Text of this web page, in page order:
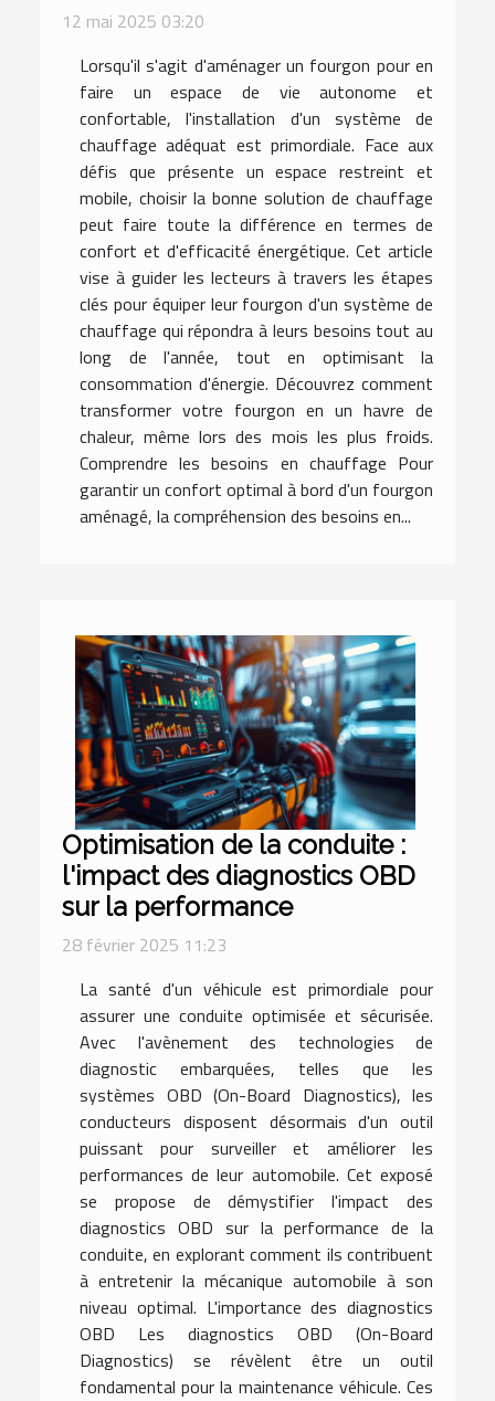
12 mai 2025 03:20
Lorsqu'il s'agit d'aménager un fourgon pour en
faire un espace de vie autonome et
confortable, l'installation d'un système de
chauffage adéquat est primordiale. Face aux
défis que présente un espace restreint et
mobile, choisir la bonne solution de chauffage
peut faire toute la différence en termes de
confort et d'efficacité énergétique. Cet article
vise à guider les lecteurs à travers les étapes
clés pour équiper leur fourgon d'un système de
chauffage qui répondra à leurs besoins tout au
long de l'année, tout en optimisant la
consommation d'énergie. Découvrez comment
transformer votre fourgon en un havre de
chaleur, même lors des mois les plus froids.
Comprendre les besoins en chauffage Pour
garantir un confort optimal à bord d'un fourgon
aménagé, la compréhension des besoins en...
Optimisation de la conduite :
l'impact des diagnostics OBD
sur la performance
28 février 2025 11:23
La santé d'un véhicule est primordiale pour
assurer une conduite optimisée et sécurisée.
Avec l'avènement des technologies de
diagnostic embarquées, telles que les
systèmes OBD (On-Board Diagnostics), les
conducteurs disposent désormais d'un outil
puissant pour surveiller et améliorer les
performances de leur automobile. Cet exposé
se propose de démystifier l'impact des
diagnostics OBD sur la performance de la
conduite, en explorant comment ils contribuent
à entretenir la mécanique automobile à son
niveau optimal. L'importance des diagnostics
OBD Les diagnostics OBD (On-Board
Diagnostics) se révèlent être un outil
fondamental pour la maintenance véhicule. Ces